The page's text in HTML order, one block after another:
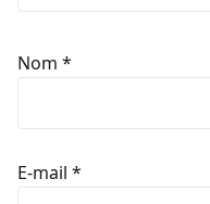
Nom *
E-mail *